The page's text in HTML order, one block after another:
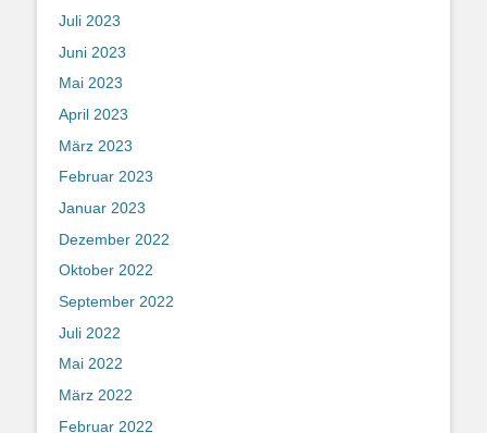
Juli 2023
Juni 2023
Mai 2023
April 2023
März 2023
Februar 2023
Januar 2023
Dezember 2022
Oktober 2022
September 2022
Juli 2022
Mai 2022
März 2022
Februar 2022